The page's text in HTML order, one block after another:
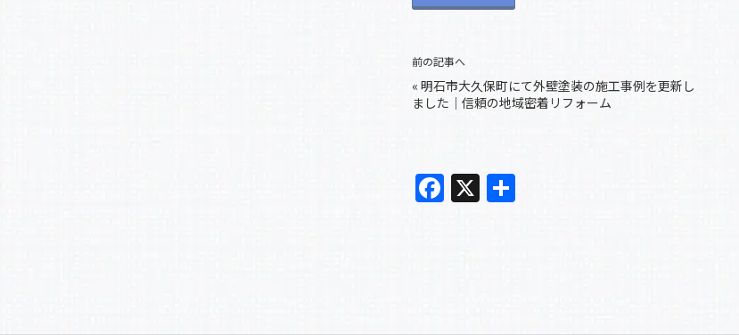
前の記事へ
« 明石市大久保町にて外壁塗装の施工事例を更新し
ました｜信頼の地域密着リフォーム
F X